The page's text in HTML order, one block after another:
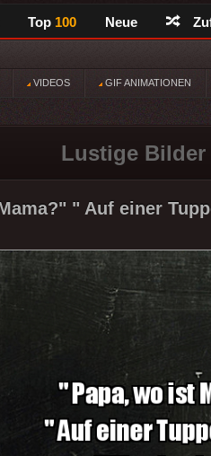
Top 100 Neue
VIDEOS GIF ANIMATIONEN
Lustige Bilder
" Auf einer